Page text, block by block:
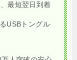
最短翌日到着
USBトングル